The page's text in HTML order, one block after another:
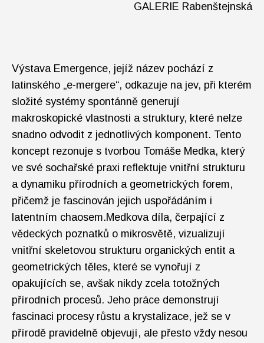
GALERIE Rabenštejnská
Výstava Emergence, jejíž název pochází z
latinského „e-mergere“, odkazuje na jev, při kterém
složité systémy spontánně generují
makroskopické vlastnosti a struktury, které nelze
snadno odvodit z jednotlivých komponent. Tento
koncept rezonuje s tvorbou Tomáše Medka, který
ve své sochařské praxi reflektuje vnitřní strukturu
a dynamiku přírodních a geometrických forem,
přičemž je fascinován jejich uspořádáním i
latentním chaosem.Medkova díla, čerpající z
vědeckých poznatků o mikrosvětě, vizualizují
vnitřní skeletovou strukturu organických entit a
geometrických těles, které se vynořují z
opakujících se, avšak nikdy zcela totožných
přírodních procesů. Jeho práce demonstrují
fascinaci procesy růstu a krystalizace, jež se v
přírodě pravidelně objevují, ale přesto vždy nesou